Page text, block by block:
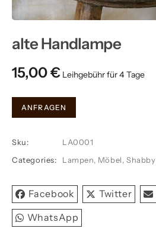
alte Handlampe
15,00€
alte
Handlampe
ANFRAGEN
Sku:
LA0001
Categories:
Lampen, Möbel,Shabby
Facebook Twitter
WhatsApp